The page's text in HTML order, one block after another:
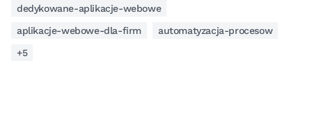
dedykowane-aplikacje-webowe
aplikacje-webowe-dla-firm
automatyzacja-procesow
+5